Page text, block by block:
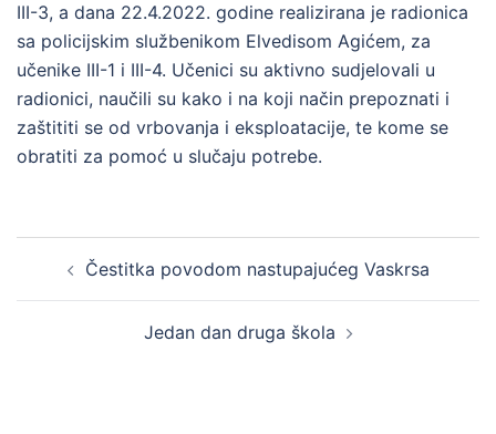
III-3, a dana 22.4.2022. godine realizirana je radionica
sa policijskim službenikom Elvedisom Agićem, za
učenike III-1 i III-4. Učenici su aktivno sudjelovali u
radionici, naučili su kako i na koji način prepoznati i
zaštititi se od vrbovanja i eksploatacije, te kome se
obratiti za pomoć u slučaju potrebe.
navigation
Čestitka povodom nastupajućeg Vaskrsa
Jedan dan druga škola